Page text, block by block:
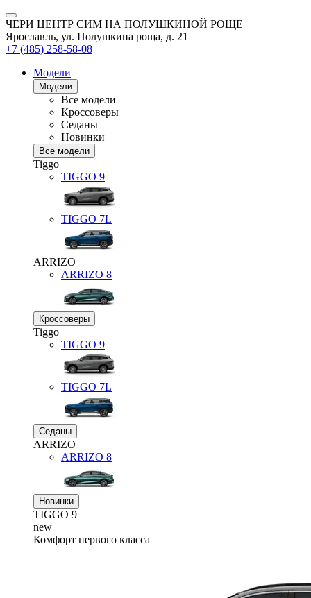
ЧЕРИ ЦЕНТР СИМ НА ПОЛУШКИНОЙ РОЩЕ
Ярославль, ул. Полушкина роща, д. 21
+7 (485) 258-58-08
Модели
Модели
Все модели
Кроссоверы
Седаны
Новинки
Все модели
Tiggo
TIGGO 9
TIGGO 7L
ARRIZO
ARRIZO 8
Кроссоверы
Tiggo
TIGGO 9
TIGGO 7L
Седаны
ARRIZO
ARRIZO 8
Новинки
TIGGO 9
new
Комфорт первого класса